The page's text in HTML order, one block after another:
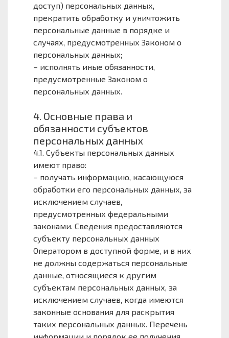
доступ) персональных данных,
прекратить обработку и уничтожить
персональные данные в порядке и
случаях, предусмотренных Законом о
персональных данных;
– исполнять иные обязанности,
предусмотренные Законом о
персональных данных.
4. Основные права и
обязанности субъектов
персональных данных
4.1. Субъекты персональных данных
имеют право:
– получать информацию, касающуюся
обработки его персональных данных, за
исключением случаев,
предусмотренных федеральными
законами. Сведения предоставляются
субъекту персональных данных
Оператором в доступной форме, и в них
не должны содержаться персональные
данные, относящиеся к другим
субъектам персональных данных, за
исключением случаев, когда имеются
законные основания для раскрытия
таких персональных данных. Перечень